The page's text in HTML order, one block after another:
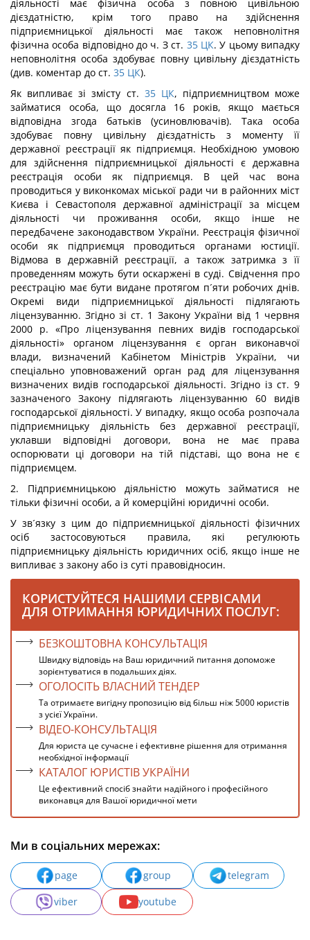
діяльності має фізична особа з повною цивільною
дієздатністю, крім того право на здійснення
підприємницької діяльності має також неповнолітня
фізична особа відповідно до ч. З ст. 35 ЦК. У цьому випадку
неповнолітня особа здобуває повну цивільну дієздатність
(див. коментар до ст. 35 ЦК).
Як випливає зі змісту ст. 35 ЦК, підприємництвом може
займатися особа, що досягла 16 років, якщо мається
відповідна згода батьків (усиновлювачів). Така особа
здобуває повну цивільну дієздатність з моменту її
державної реєстрації як підприємця. Необхідною умовою
для здійснення підприємницької діяльності є державна
реєстрація особи як підприємця. В цей час вона
проводиться у виконкомах міської ради чи в районних міст
Києва і Севастополя державної адміністрації за місцем
діяльності чи проживання особи, якщо інше не
передбачене законодавством України. Реєстрація фізичної
особи як підприємця проводиться органами юстиції.
Відмова в державній реєстрації, а також затримка з її
проведенням можуть бути оскаржені в суді. Свідчення про
реєстрацію має бути видане протягом п´яти робочих днів.
Окремі види підприємницької діяльності підлягають
ліцензуванню. Згідно зі ст. 1 Закону України від 1 червня
2000 р. «Про ліцензування певних видів господарської
діяльності» органом ліцензування є орган виконавчої
влади, визначений Кабінетом Міністрів України, чи
спеціально уповноважений орган рад для ліцензування
визначених видів господарської діяльності. Згідно із ст. 9
зазначеного Закону підлягають ліцензуванню 60 видів
господарської діяльності. У випадку, якщо особа розпочала
підприємницьку діяльність без державної реєстрації,
уклавши відповідні договори, вона не має права
оспорювати ці договори на тій підставі, що вона не є
підприємцем.
2. Підприємницькою діяльністю можуть займатися не
тільки фізичні особи, а й комерційні юридичні особи.
У зв´язку з цим до підприємницької діяльності фізичних
осіб застосовуються правила, які регулюють
підприємницьку діяльність юридичних осіб, якщо інше не
випливає з закону або із суті правовідносин.
КОРИСТУЙТЕСЯ НАШИМИ СЕРВІСАМИ
ДЛЯ ОТРИМАННЯ ЮРИДИЧНИХ ПОСЛУГ:
БЕЗКОШТОВНА КОНСУЛЬТАЦІЯ
Швидку відповідь на Ваш юридичний питання допоможе
зорієнтуватися в подальших діях.
ОГОЛОСІТЬ ВЛАСНИЙ ТЕНДЕР
Та отримаєте вигідну пропозицію від більш ніж 5000 юристів
з усієї України.
ВІДЕО-КОНСУЛЬТАЦІЯ
Для юриста це сучасне і ефективне рішення для отримання
необхідної інформації
КАТАЛОГ ЮРИСТІВ УКРАЇНИ
Це ефективний спосіб знайти надійного і професійного
виконавця для Вашої юридичної мети
Ми в соціальних мережах:
page group
telegram
viber
youtube